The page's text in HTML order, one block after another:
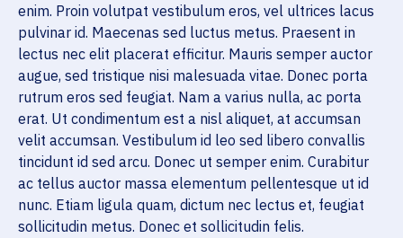
enim. Proin volutpat vestibulum eros, vel ultrices lacus
pulvinar id. Maecenas sed luctus metus. Praesent in
lectus nec elit placerat efficitur. Mauris semper auctor
augue, sed tristique nisi malesuada vitae. Donec porta
rutrum eros sed feugiat. Nam a varius nulla, ac porta
erat. Ut condimentum est a nisl aliquet, at accumsan
velit accumsan. Vestibulum id leo sed libero convallis
tincidunt id sed arcu. Donec ut semper enim. Curabitur
ac tellus auctor massa elementum pellentesque ut id
nunc. Etiam ligula quam, dictum nec lectus et, feugiat
sollicitudin metus. Donec et sollicitudin felis.